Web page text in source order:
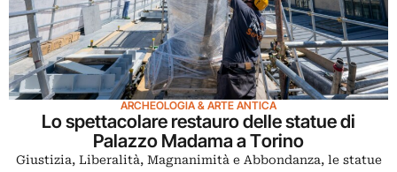
ARCHEOLOGIA & ARTE ANTICA
Lo spettacolare restauro delle statue di
Palazzo Madama a Torino
Giustizia, Liberalità, Magnanimità e Abbondanza, le statue